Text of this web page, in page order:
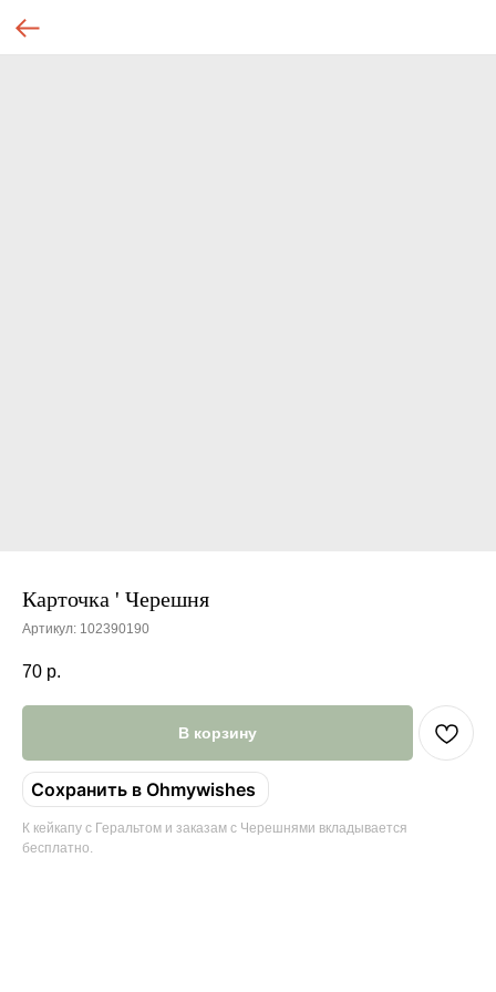
Карточка ' Черешня
Артикул: 102390190
70 р.
В корзину
Сохранить в Ohmywishes
К кейкапу с Геральтом и заказам с Черешнями вкладывается
бесплатно.